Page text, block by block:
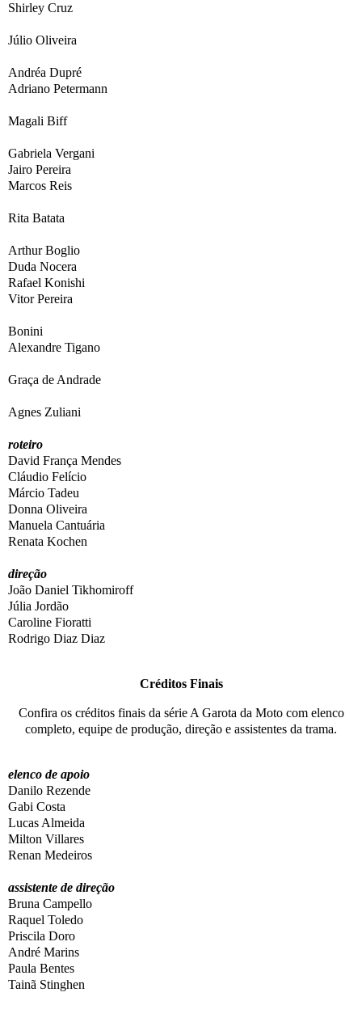
Shirley Cruz
Júlio Oliveira
Andréa Dupré
Adriano Petermann
Magali Biff
Gabriela Vergani
Jairo Pereira
Marcos Reis
Rita Batata
Arthur Boglio
Duda Nocera
Rafael Konishi
Vitor Pereira
Bonini
Alexandre Tigano
Graça de Andrade
Agnes Zuliani
roteiro
David França Mendes
Cláudio Felício
Márcio Tadeu
Donna Oliveira
Manuela Cantuária
Renata Kochen
direção
João Daniel Tikhomiroff
Júlia Jordão
Caroline Fioratti
Rodrigo Diaz Diaz
Créditos Finais
Confira os créditos finais da série A Garota da Motocom elenco
completo, equipe de produção, direção e assistentes da trama.
elenco de apoio
Danilo Rezende
Gabi Costa
Lucas Almeida
Milton Villares
Renan Medeiros
assistente de direção
Bruna Campello
Raquel Toledo
Priscila Doro
André Marins
Paula Bentes
Tainã Stinghen